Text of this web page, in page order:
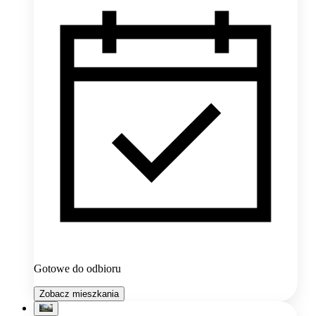
Gotowe do odbioru
Zobacz mieszkania